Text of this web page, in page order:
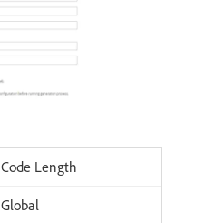
Code Length
Global